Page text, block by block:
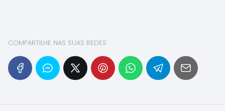
COMPARTILHE NAS SUAS REDES